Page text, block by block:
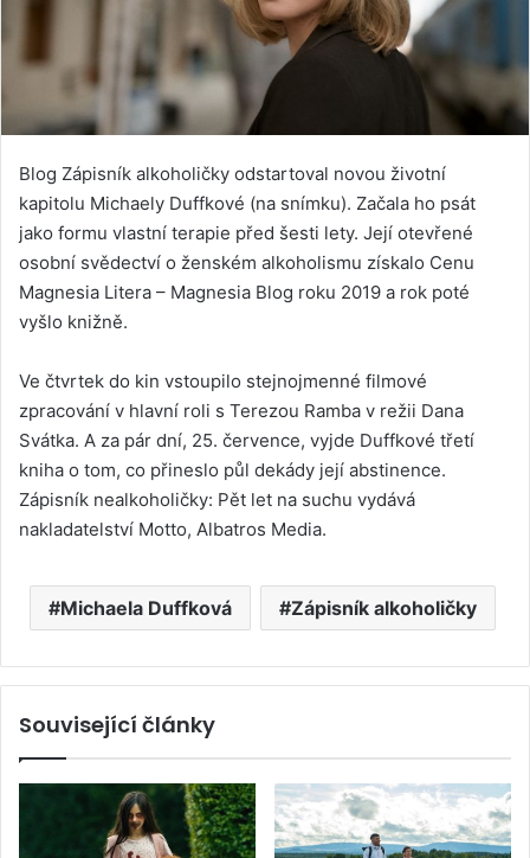
Blog Zápisník alkoholičky odstartoval novou životní
kapitolu Michaely Duffkové (na snímku). Začala ho psát
jako formu vlastní terapie před šesti lety. Její otevřené
osobní svědectví o ženském alkoholismu získalo Cenu
Magnesia Litera – Magnesia Blog roku 2019 a rok poté
vyšlo knižně.
Ve čtvrtek do kin vstoupilo stejnojmenné filmové
zpracování v hlavní roli s Terezou Ramba v režii Dana
Svátka. A za pár dní, 25. července, vyjde Duffkové třetí
kniha o tom, co přineslo půl dekády její abstinence.
Zápisník nealkoholičky: Pět let na suchu vydává
nakladatelství Motto, Albatros Media.
Michaela Duffková Zápisník alkoholičky
Související články